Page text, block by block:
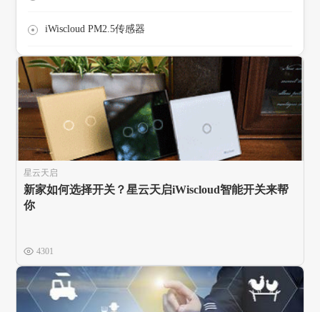
iWiscloud PM2.5传感器
星云天启
新家如何选择开关？星云天启iWiscloud智能开关来帮
你
4301